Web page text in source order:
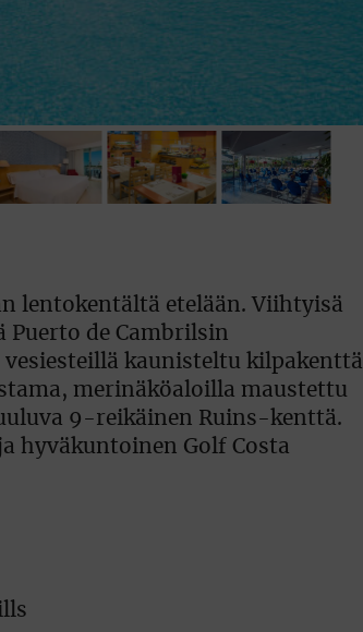
lentokentältä etelään. Viihtyisä
Puerto de Cambrilsin
kaunisteltu kilpakenttä
merinäköaloilla maustettu
9-reikäinen Ruins-kenttä.
hyväkuntoinen Golf Costa